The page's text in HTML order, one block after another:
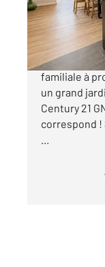
Vous êtes à
familiale à
un grand
Century 21
correspond !